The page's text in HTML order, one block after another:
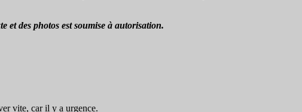
et des photos est soumise à autorisation.
vite, car il y a urgence.